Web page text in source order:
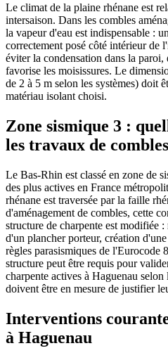
Le climat de la plaine rhénane est
intersaison. Dans les combles
la vapeur d'eau est indispensable :
correctement posé côté intérieur de
éviter la condensation dans la
favorise les moisissures. Le
de 2 à 5 m selon les systèmes) doit
matériau isolant choisi.
Zone sismique 3 :
les travaux de
Le Bas-Rhin est classé en zone de
des plus actives en France
rhénane est traversée par la faille
d'aménagement de combles, cette
structure de charpente est modifiée
d'un plancher porteur, création
règles parasismiques de l'Eurocode
structure peut être requis pour
charpente actives à Haguenau
doivent être en mesure de justifier
Interventions
à Haguenau